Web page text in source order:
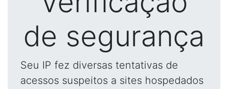
de segurança
Seu IP fez diversas tentativas de
acessos suspeitos a sites hospedados